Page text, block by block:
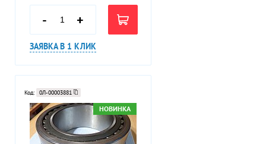
- +
ЗАЯВКА В 1 КЛИК
Код: 0Л-00003881
НОВИНКА